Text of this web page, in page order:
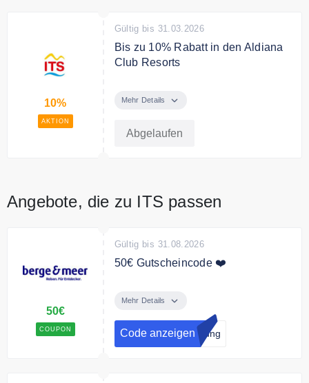
10%
AKTION
Gültig bis 31.03.2026
Bis zu 10% Rabatt in den Aldiana
Club Resorts
pur. Urlaub unter Freunden – bis
Club Resorts
Mehr Details
Abgelaufen
Angebote, die zu ITS passen
50€
COUPON
Gültig bis 31.08.2026
50€ Gutscheincode ❤️
und 50€ Gutschein erhalten
Mehr Details
Code anzeigen dung